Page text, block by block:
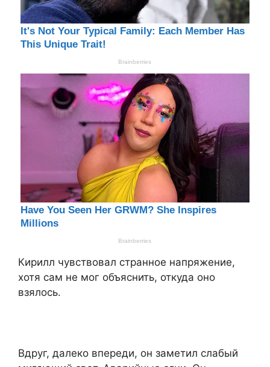
Кирилл чувствовал странное напряжение,
хотя сам не мог объяснить, откуда оно
взялось.
Вдруг, далеко впереди, он заметил слабый